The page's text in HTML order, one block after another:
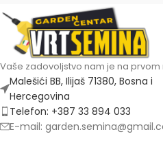
Vaše zadovoljstvo nam je na prvom
Malešići BB, Ilijaš 71380, Bosna i
Hercegovina
Telefon: +387 33 894 033
E-mail: